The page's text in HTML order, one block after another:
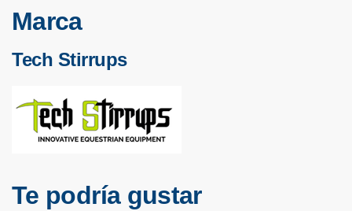
Marca
Tech Stirrups
Te podría gustar